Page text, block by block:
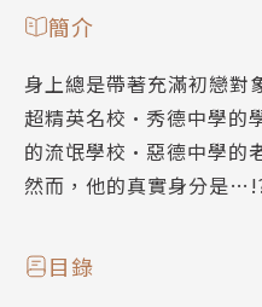
簡介
身上總是帶著充滿初戀對
超精英名校•秀德中學的
的流氓學校•惡德中學的
然而，他的真實身分是
目錄